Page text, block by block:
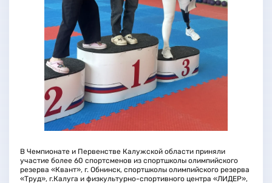
В Чемпионате и Первенстве Калужской области приняли
участие более 60 спортсменов из спортшколы олимпийского
резерва «Квант», г. Обнинск, спортшколы олимпийского резерва
«Труд», г.Калуга и физкультурно-спортивного центра «ЛИДЕР»,